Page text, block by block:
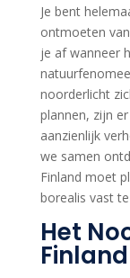
Je bent
ontmoeten
je af wanneer
noorderlicht
plannen, zijn
aanzienlijk
we samen
Finland moet
borealis vast
Het
Finland